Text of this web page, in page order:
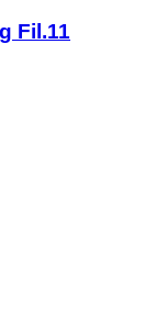
Fil.11